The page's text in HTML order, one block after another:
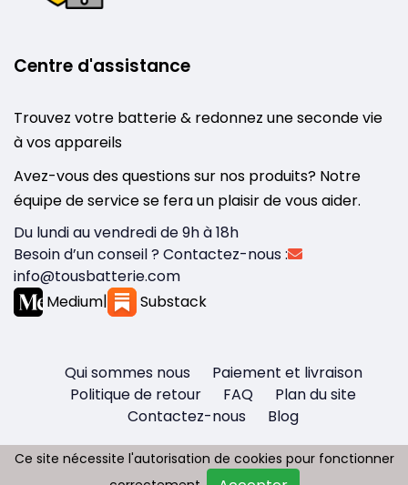
Centre d'assistance
Trouvez votre batterie & redonnez une seconde vie
à vos appareils
Avez-vous des questions sur nos produits? Notre
équipe de service se fera un plaisir de vous aider.
Du lundi au vendredi de 9h à 18h
Besoin d’un conseil ? Contactez-nous :
info@tousbatterie.com
Medium| Substack
Qui sommes nous
Paiement et livraison
Politique de retour
FAQ
Plan du site
Contactez-nous
Blog
Ce site nécessite l'autorisation de cookies pour fonctionner
Ce site nécessite l'autorisation de cookies pour fonctionner